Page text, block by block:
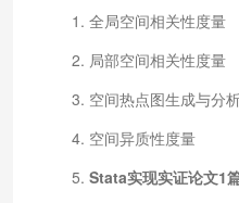
全局空间相关性度量
局部空间相关性度量
空间热点图生成与分
空间异质性度量
Stata实现实证论文1